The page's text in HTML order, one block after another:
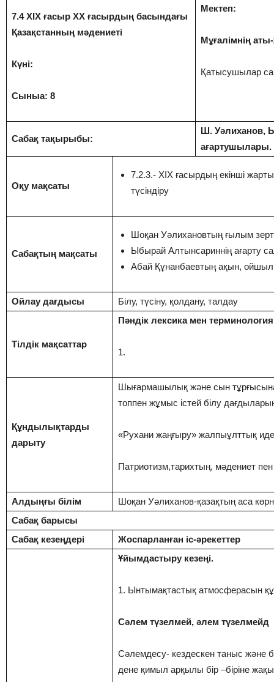
7.4 ХІХ ғасыр ХХ ғасырдың басындағы
Қазақстанның мәдениеті
Күні:
Сыныа: 8
Мектеп:
Мұғалімнің
Қатысушылар
Сабақ тақырыбы:
Ш. Уәлиханов,
ағартушылары.
Оқу мақсаты
7.2.3.- ХІХ ғасырдың екінші
түсіндіру
Сабақтың мақсаты
Шоқан Уәлихановтың ғылым
Ыбырай Алтынсариннің ағарту
Абай Құнанбаевтың ақын, ойшыл,
Ойлау дағдысы Білу, түсіну, қолдану, талдау
Тілдік мақсаттар
Пәндік лексика мен
1.
Құндылықтарды
дарыту
Шығармашылық және сын
топпен жұмыс істей білу
«Рухани жаңғыру» жалпыұлттық
Патриотизм,тарихтың, мәдениет пен
Алдыңғы білім
Шоқан Уәлиханов-қазақтың аса
Сабақ барысы
Сабақ кезеңдері
Жоспарланған іс-әрекеттер
Ұйымдастыру кезеңі.
1. Ынтымақтастық атмосферасын
Сәлем түзелмей, әлем түзелмейд
Сәлемдесу- кездескен таныс және
дене қимыл арқылы бір –біріне